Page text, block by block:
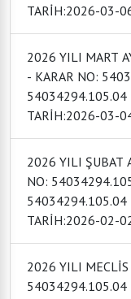
TARİH:2026-03-
2026 YILI MART
- KARAR NO: 54034294.105.04 - [ 03 /053] DEN
54034294.105.04
TARİH:2026-03-
2026 YILI ŞUBAT AYI
NO:
54034294.105.04
TARİH:2026-02-
2026 YILI MECLİS